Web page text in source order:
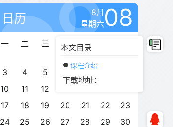
本文目录
课程介绍
下载地址：
日历
8月
星期六08
一 二 三 四 五
3
4 5
10
11 12
17
18 19 20 21 22
23
24
25 26 27 28 29
30